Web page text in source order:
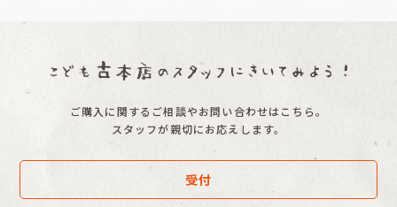
ご購入に関するご相談やお問い合わせはこちら。
スタッフが親切にお応えします。
受付